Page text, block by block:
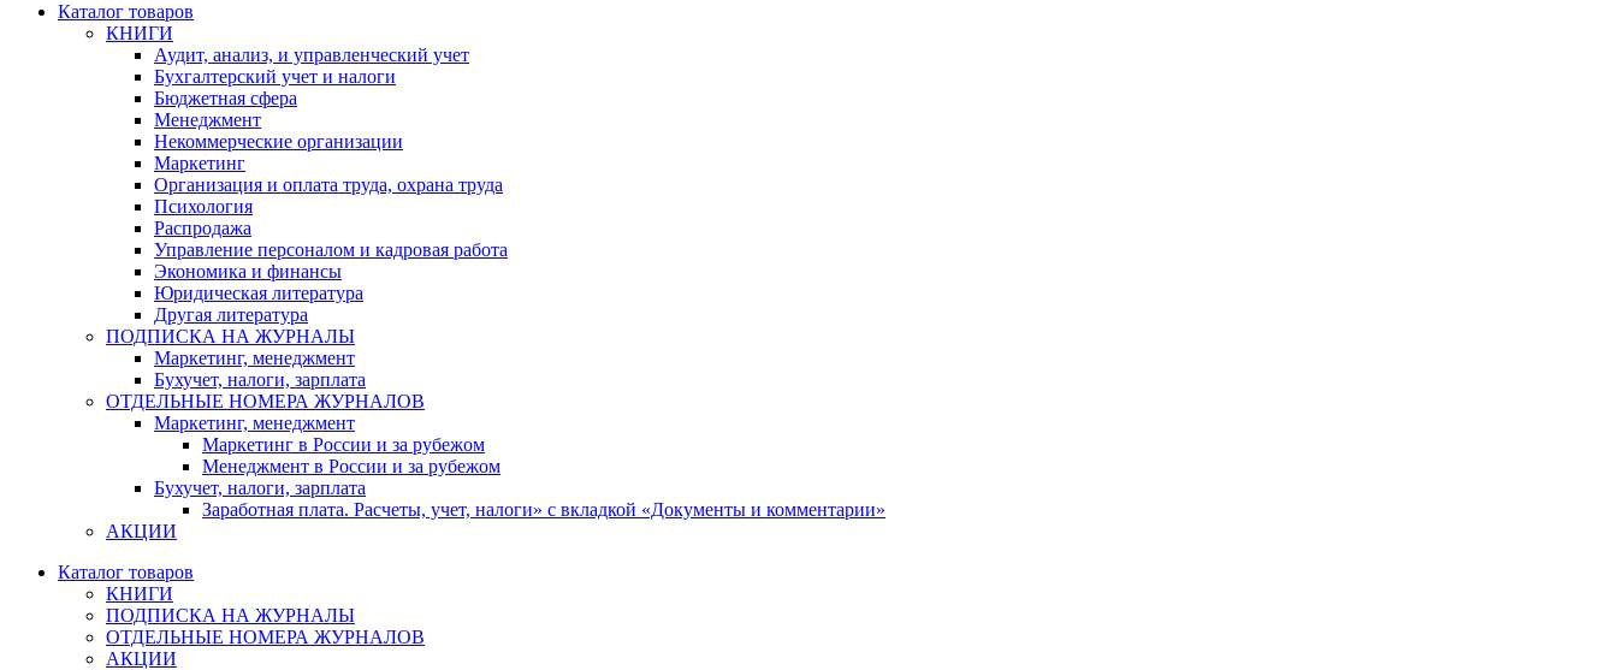
Каталог товаров
КНИГИ
Аудит, анализ, и управленческий учет
Бухгалтерский учет и налоги
Бюджетная сфера
Менеджмент
Некоммерческие организации
Маркетинг
Организация и оплата труда, охрана труда
Психология
Распродажа
Управление персоналом и кадровая работа
Экономика и финансы
Юридическая литература
Другая литература
ПОДПИСКА НА ЖУРНАЛЫ
Маркетинг, менеджмент
Бухучет, налоги, зарплата
ОТДЕЛЬНЫЕ НОМЕРА ЖУРНАЛОВ
Маркетинг, менеджмент
Маркетинг в России и за рубежом
Менеджмент в России и за рубежом
Бухучет, налоги, зарплата
Заработная плата. Расчеты, учет, налоги» с вкладкой «Документы и комментарии»
АКЦИИ
Каталог товаров
КНИГИ
ПОДПИСКА НА ЖУРНАЛЫ
ОТДЕЛЬНЫЕ НОМЕРА ЖУРНАЛОВ
АКЦИИ